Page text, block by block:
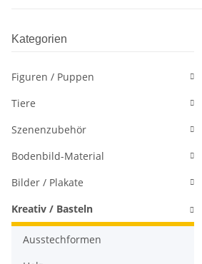
Kategorien
Figuren / Puppen
Tiere
Szenenzubehör
Bodenbild-Material
Bilder / Plakate
Kreativ / Basteln
Ausstechformen